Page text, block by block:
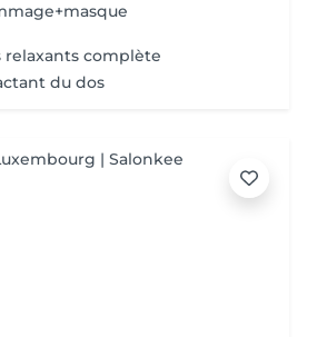
relaxants complète
du dos